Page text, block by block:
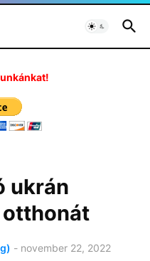
ukrán
otthonát
- november 22, 2022